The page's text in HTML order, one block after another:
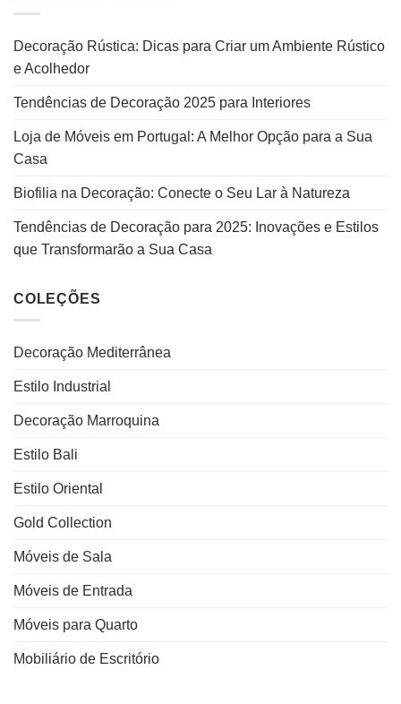
Decoração Rústica: Dicas para Criar um Ambiente Rústico
e Acolhedor
Tendências de Decoração 2025 para Interiores
Loja de Móveis em Portugal: A Melhor Opção para a Sua
Casa
Biofilia na Decoração: Conecte o Seu Lar à Natureza
Tendências de Decoração para 2025: Inovações e Estilos
que Transformarão a Sua Casa
COLEÇÕES
Decoração Mediterrânea
Estilo Industrial
Decoração Marroquina
Estilo Bali
Estilo Oriental
Gold Collection
Móveis de Sala
Móveis de Entrada
Móveis para Quarto
Mobiliário de Escritório